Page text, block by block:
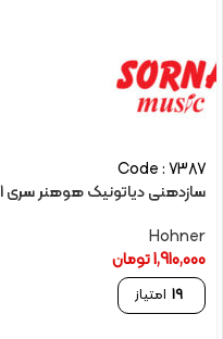
Code : 7387
سازدهنی دیاتونیک هوهنر سری happy color M5151 (زرد)
Hohner
1,910,000تومان
19 امتیاز